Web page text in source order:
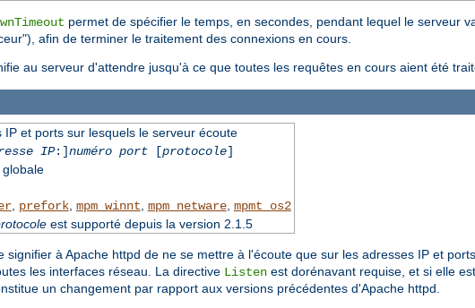
permet de spécifier le temps, en secondes, pendant lequel le serveur
afin de terminer le traitement des connexions en cours.
au serveur d'attendre jusqu'à ce que toutes les requêtes en cours aient été
IP et ports sur lesquels le serveur écoute
IP:]numéro port[protocole]
, prefork, mpm_winnt mpm_netware, mpmt_os2
est supporté depuis la version 2.1.5
signifier à Apache httpd de ne se mettre à l'écoute que sur les adresses IP et
les interfaces réseau. La directive Listen est dorénavant requise, et si elle
un changement par rapport aux versions précédentes d'Apache httpd.